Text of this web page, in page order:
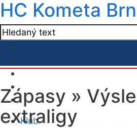
HC Kometa
Klub
Zápasy »
extraligy